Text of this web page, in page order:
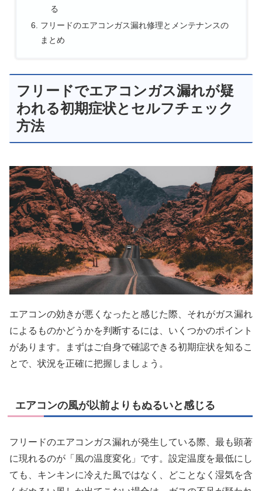
る
フリードのエアコンガス漏れ修理とメンテナンスの
まとめ
フリードでエアコンガス漏れが疑
われる初期症状とセルフチェック
方法
エアコンの効きが悪くなったと感じた際、それがガス漏れ
によるものかどうかを判断するには、いくつかのポイント
があります。まずはご自身で確認できる初期症状を知るこ
とで、状況を正確に把握しましょう。
エアコンの風が以前よりもぬるいと感じる
フリードのエアコンガス漏れが発生している際、最も顕著
に現れるのが「風の温度変化」です。設定温度を最低にし
ても、キンキンに冷えた風ではなく、どことなく湿気を含